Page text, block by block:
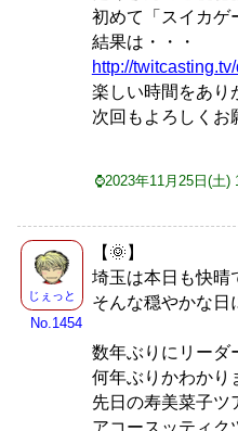
初めて「スイカゲ
結果は・・・
http://
楽しい時間をあり
次回もよろしくお
⌚2023年11月25日(土)
じぇっと
No.1454
【🌞】
埼玉は本日も快晴
そんな穏やかな日
数年ぶりにリーダ
何年ぶりかわかり
先日の寿美菜子ツ
アコースッティク